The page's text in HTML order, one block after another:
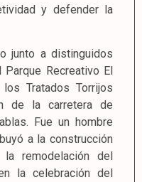
y defender la
junto a distinguidos
Recreativo El
Tratados Torrijos
de la carretera de
Fue un hombre
a la construcción
remodelación del
la celebración del